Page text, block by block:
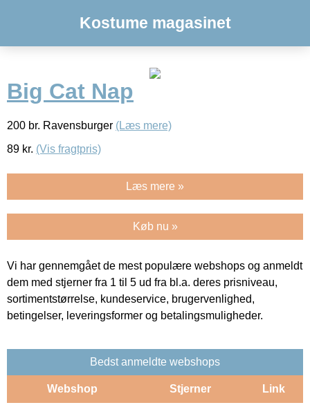
Kostume magasinet
Big Cat Nap
200 br. Ravensburger (Læs mere)
89 kr. (Vis fragtpris)
Læs mere »
Køb nu »
Vi har gennemgået de mest populære webshops og anmeldt
dem med stjerner fra 1 til 5 ud fra bl.a. deres prisniveau,
sortimentstørrelse, kundeservice, brugervenlighed,
betingelser, leveringsformer og betalingsmuligheder.
Bedst anmeldte webshops
Webshop Stjerner Link